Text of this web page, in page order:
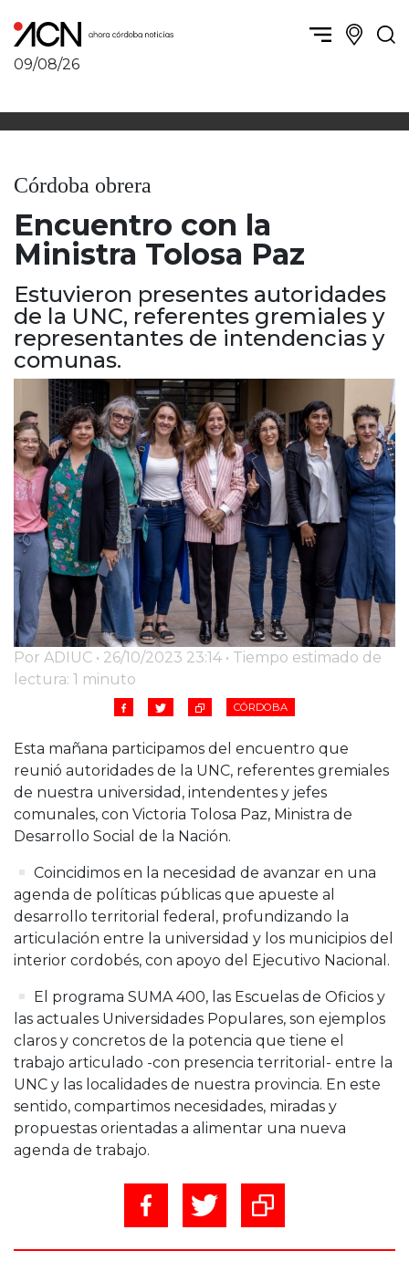
09/08/26
Política y Economía
Córdoba obrera
Córdoba, la Docta
Deportes
Córdoba diverse
Nacionales
Internacionales
Córdoba, la ciudad
Villa María y zona
San Francisco y zona
Traslasierra
Punilla / Carlos Paz
Alta Gracia
Marcos Juárez
Río Primero
Jesús María y norte
Cruz del Eje
Corredor de Ansenuza
La Carlota y zona
Laboulaye y sur
Bell Ville
Río Tercero
Despeñaderos
Córdoba obrera
Encuentro con la
Ministra Tolosa Paz
Estuvieron presentes autoridades
de la UNC, referentes gremiales y
representantes de intendencias y
comunas.
Por ADIUC • 26/10/2023 23:14 • Tiempo estimado de
lectura: 1 minuto
CÓRDOBA
Esta mañana participamos del encuentro que
reunió autoridades de la UNC, referentes gremiales
de nuestra universidad, intendentes y jefes
comunales, con Victoria Tolosa Paz, Ministra de
Desarrollo Social de la Nación.
Coincidimos en la necesidad de avanzar en una
agenda de políticas públicas que apueste al
desarrollo territorial federal, profundizando la
articulación entre la universidad y los municipios del
interior cordobés, con apoyo del Ejecutivo Nacional.
El programa SUMA 400, las Escuelas de Oficios y
las actuales Universidades Populares, son ejemplos
claros y concretos de la potencia que tiene el
trabajo articulado -con presencia territorial- entre la
UNC y las localidades de nuestra provincia. En este
sentido, compartimos necesidades, miradas y
propuestas orientadas a alimentar una nueva
agenda de trabajo.